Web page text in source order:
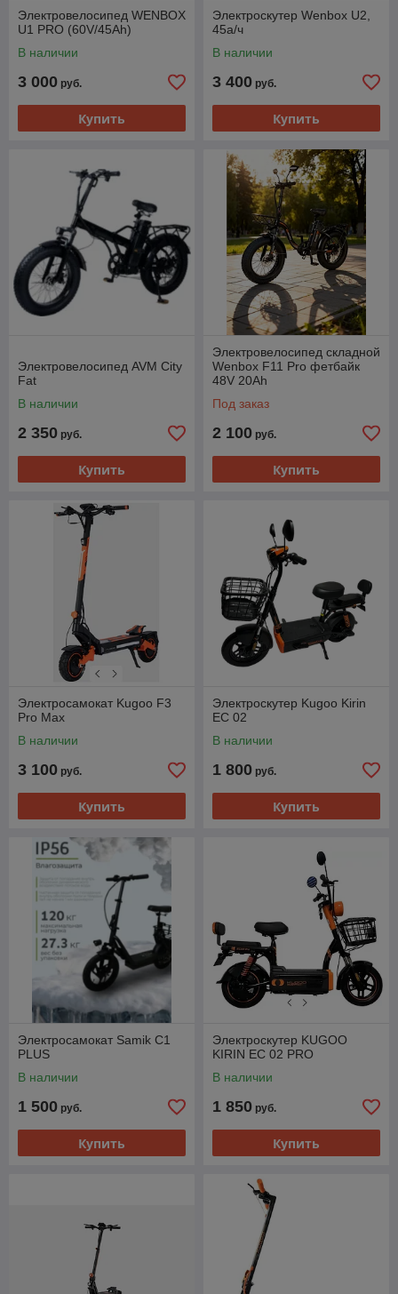
Электровелосипед WENBOX
U1 PRO (60V/45Ah)
В наличии
3 000 руб.
Купить
Электроскутер Wenbox U2,
45а/ч
В наличии
3 400 руб.
Купить
Электровелосипед AVM City
Fat
В наличии
2 350 руб.
Купить
Электровелосипед складной
Wenbox F11 Pro фетбайк
48V 20Ah
Под заказ
2 100 руб.
Купить
Электросамокат Kugoo F3
Pro Max
В наличии
3 100 руб.
Купить
Электроскутер Kugoo Kirin
EC 02
В наличии
1 800 руб.
Купить
Электросамокат Samik C1
PLUS
В наличии
1 500 руб.
Купить
Электроскутер KUGOO
KIRIN EC 02 PRO
В наличии
1 850 руб.
Купить